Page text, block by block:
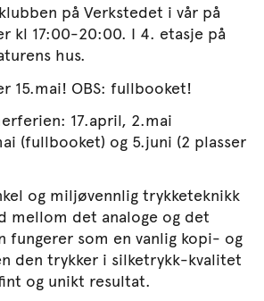
på Verkstedet i vår på
kl 17:00-20:00. I 4. etasje på
hus.
15.mai! OBS: fullbooket!
17.april, 2.mai
(fullbooket) og 5.juni (2 plasser
og miljøvennlig trykketeknikk
mellom det analoge og det
fungerer som en vanlig kopi- og
den trykker i silketrykk-kvalitet
og unikt resultat.